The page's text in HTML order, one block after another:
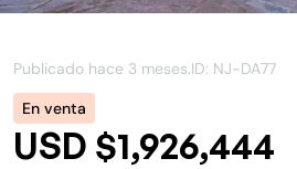
Publicado hace 3 meses.ID: NJ-DA77
En venta
USD $1,926,444